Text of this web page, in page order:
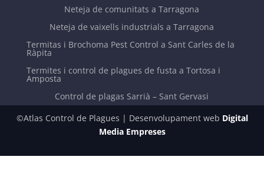
Neteja de comunitats a Tarragona
Neteja de vaixells industrials a Tarragona
Termitas i Brochoma Pest Control a Sant Carles de la
Ràpita
Termites i control de plagues de fusta a Tortosa i
Amposta
Control de plagas Sarrià – Sant Gervasi
©Atlas Control de Plagues | Desenvolupament web Digital
Media Empreses